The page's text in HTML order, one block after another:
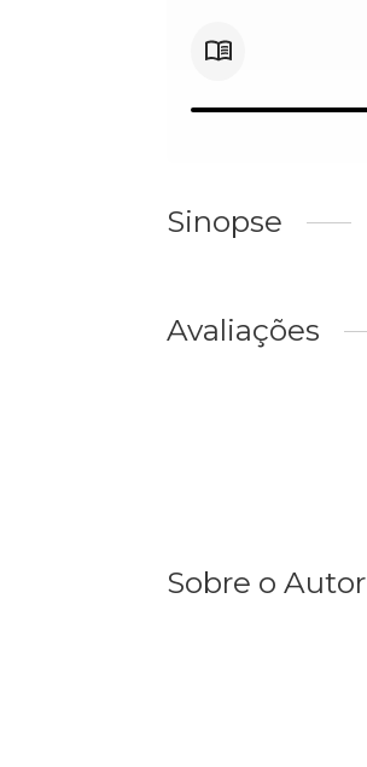
Sinopse
Avaliações
Sobre o Autor